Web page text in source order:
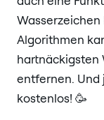
Algorithmen
hartnäckigsten
entfernen. Und
kostenlos! 🥳